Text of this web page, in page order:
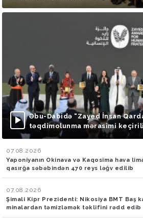
Əbu-Dabidə “Zayed İnsan
təqdimolunma mərasimi
07.08.2026
Yaponiyanın Okinava və Kaqosima hava
qasırğa səbəbindən 470 reys ləğv edilib
07.08.2026
Şimali Kipr Prezidenti: Nikosiya BMT Baş
minalardan təmizləmək təklifini rədd edib